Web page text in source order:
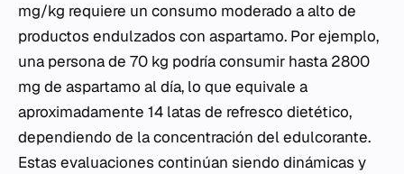
mg/kg requiere un consumo moderado a alto de
productos endulzados con aspartamo. Por ejemplo,
una persona de 70 kg podría consumir hasta 2800
mg de aspartamo al día, lo que equivale a
aproximadamente 14 latas de refresco dietético,
dependiendo de la concentración del edulcorante.
Estas evaluaciones continúan siendo dinámicas y